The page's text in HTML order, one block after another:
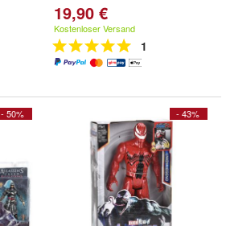
19,90 €
Kostenloser Versand
1
- 50% - 43%